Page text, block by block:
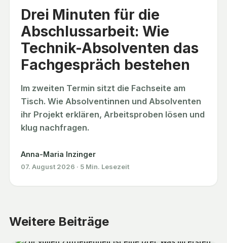
Drei Minuten für die
Abschlussarbeit: Wie
Technik-Absolventen das
Fachgespräch bestehen
Im zweiten Termin sitzt die Fachseite am
Tisch. Wie Absolventinnen und Absolventen
ihr Projekt erklären, Arbeitsproben lösen und
klug nachfragen.
Anna-Maria Inzinger
07. August 2026 · 5 Min. Lesezeit
Weitere Beiträge